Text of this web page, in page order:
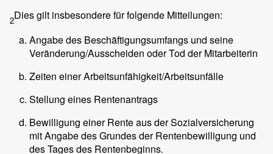
2Dies gilt insbesondere für folgende Mitteilungen:
Angabe des Beschäftigungsumfangs und seine
Veränderung/Ausscheiden oder Tod der Mitarbeiterin
Zeiten einer Arbeitsunfähigkeit/Arbeitsunfälle
Stellung eines Rentenantrags
Bewilligung einer Rente aus der Sozialversicherung
mit Angabe des Grundes der Rentenbewilligung und
des Tages des Rentenbeginns.